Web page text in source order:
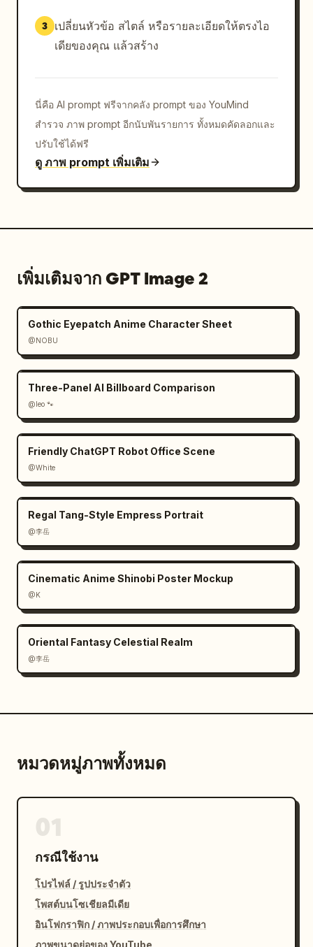
3
เปลี่ยนหัวข้อ สไตล์ หรือรายละเอียดให้ตรงไอ
เดียของคุณ แล้วสร้าง
นี่คือ AI prompt ฟรีจากคลัง prompt ของ YouMind
สำรวจ ภาพ prompt อีกนับพันรายการ ทั้งหมดคัดลอกและ
ปรับใช้ได้ฟรี
ดู ภาพ prompt เพิ่มเติม
เพิ่มเติมจาก GPT Image 2
Gothic Eyepatch Anime Character Sheet
@NOBU
Three-Panel AI Billboard Comparison
@leo 🐾
Friendly ChatGPT Robot Office Scene
@White
Regal Tang-Style Empress Portrait
@李岳
Cinematic Anime Shinobi Poster Mockup
@K
Oriental Fantasy Celestial Realm
@李岳
หมวดหมู่ภาพทั้งหมด
กรณีใช้งาน
โปรไฟล์ / รูปประจำตัว
โพสต์บนโซเชียลมีเดีย
อินโฟกราฟิก / ภาพประกอบเพื่อการศึกษา
ภาพขนาดย่อของ YouTube